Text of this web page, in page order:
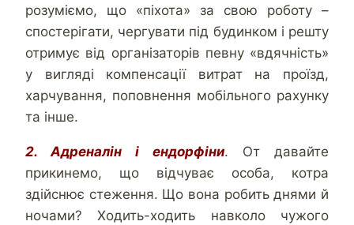
розуміємо, що «піхота» за свою роботу –
спостерігати, чергувати під будинком і решту
отримує від організаторів певну «вдячність»
у вигляді компенсації витрат на проїзд,
харчування, поповнення мобільного рахунку
та інше.
2. Адреналін і ендорфіни. От давайте
прикинемо, що відчуває особа, котра
здійснює стеження. Що вона робить днями й
ночами? Ходить-ходить навколо чужого